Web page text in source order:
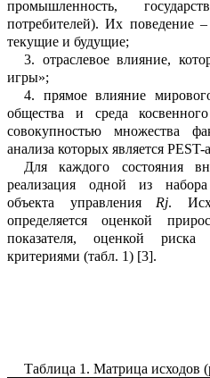
промышленность,
потребителей). Их поведение –
текущие и будущие;
3. отраслевое влияние,
игры»;
4.
прямое влияние
общества и среда кос
совокупностью множества
анализа которых является
Для каждого состояния
реализация одной из
объекта управления Rj.
определяется оценкой
показателя, оценкой риска
критериями (табл. 1) [3].
Таблица 1 . Матрица исходов